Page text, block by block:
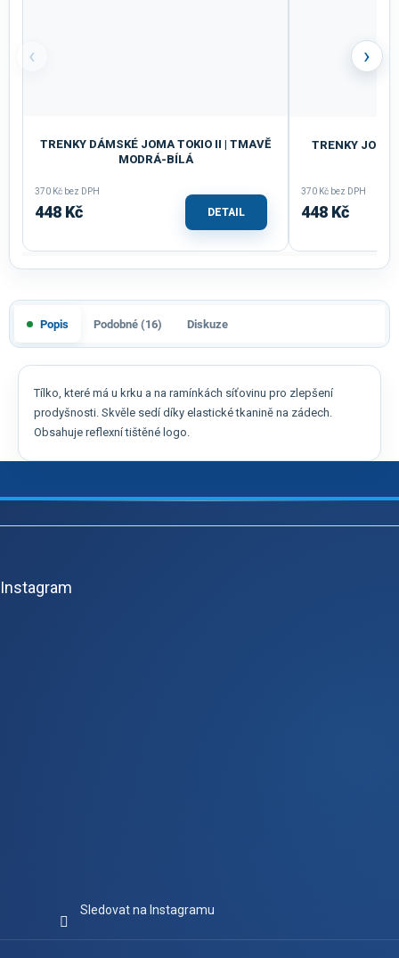
‹
TRENKY DÁMSKÉ JOMA TOKIO II | TMAVĚ
MODRÁ-BÍLÁ
370 Kč bez DPH
448 Kč DETAIL
TRENKY JOMA
370 Kč bez DPH
448 Kč
›
Popis Podobné (16) Diskuze
Tílko, které má u krku a na ramínkách síťovinu pro zlepšení
prodyšnosti. Skvěle sedí díky elastické tkanině na zádech.
Obsahuje reflexní tištěné logo.
Z
Instagram
Sledovat na Instagramu